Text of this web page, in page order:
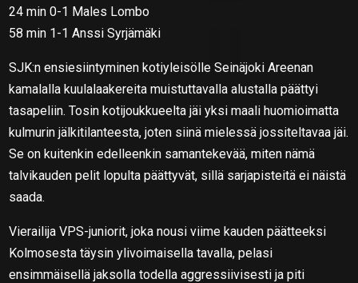
24 min 0-1 Males Lombo
58 min 1-1 Anssi Syrjämäki
SJK:n ensiesiintyminen kotiyleisölle Seinäjoki Areenan
kamalalla kuulalaakereita muistuttavalla alustalla päättyi
tasapeliin. Tosin kotijoukkueelta jäi yksi maali huomioimatta
kulmurin jälkitilanteesta, joten siinä mielessä jossiteltavaa jäi.
Se on kuitenkin edelleenkin samantekevää, miten nämä
talvikauden pelit lopulta päättyvät, sillä sarjapisteitä ei näistä
saada.
Vierailija VPS-juniorit, joka nousi viime kauden päätteeksi
Kolmosesta täysin ylivoimaisella tavalla, pelasi
ensimmäisellä jaksolla todella aggressiivisesti ja piti